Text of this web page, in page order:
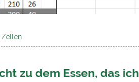
Zellen
zu dem Essen, das ich